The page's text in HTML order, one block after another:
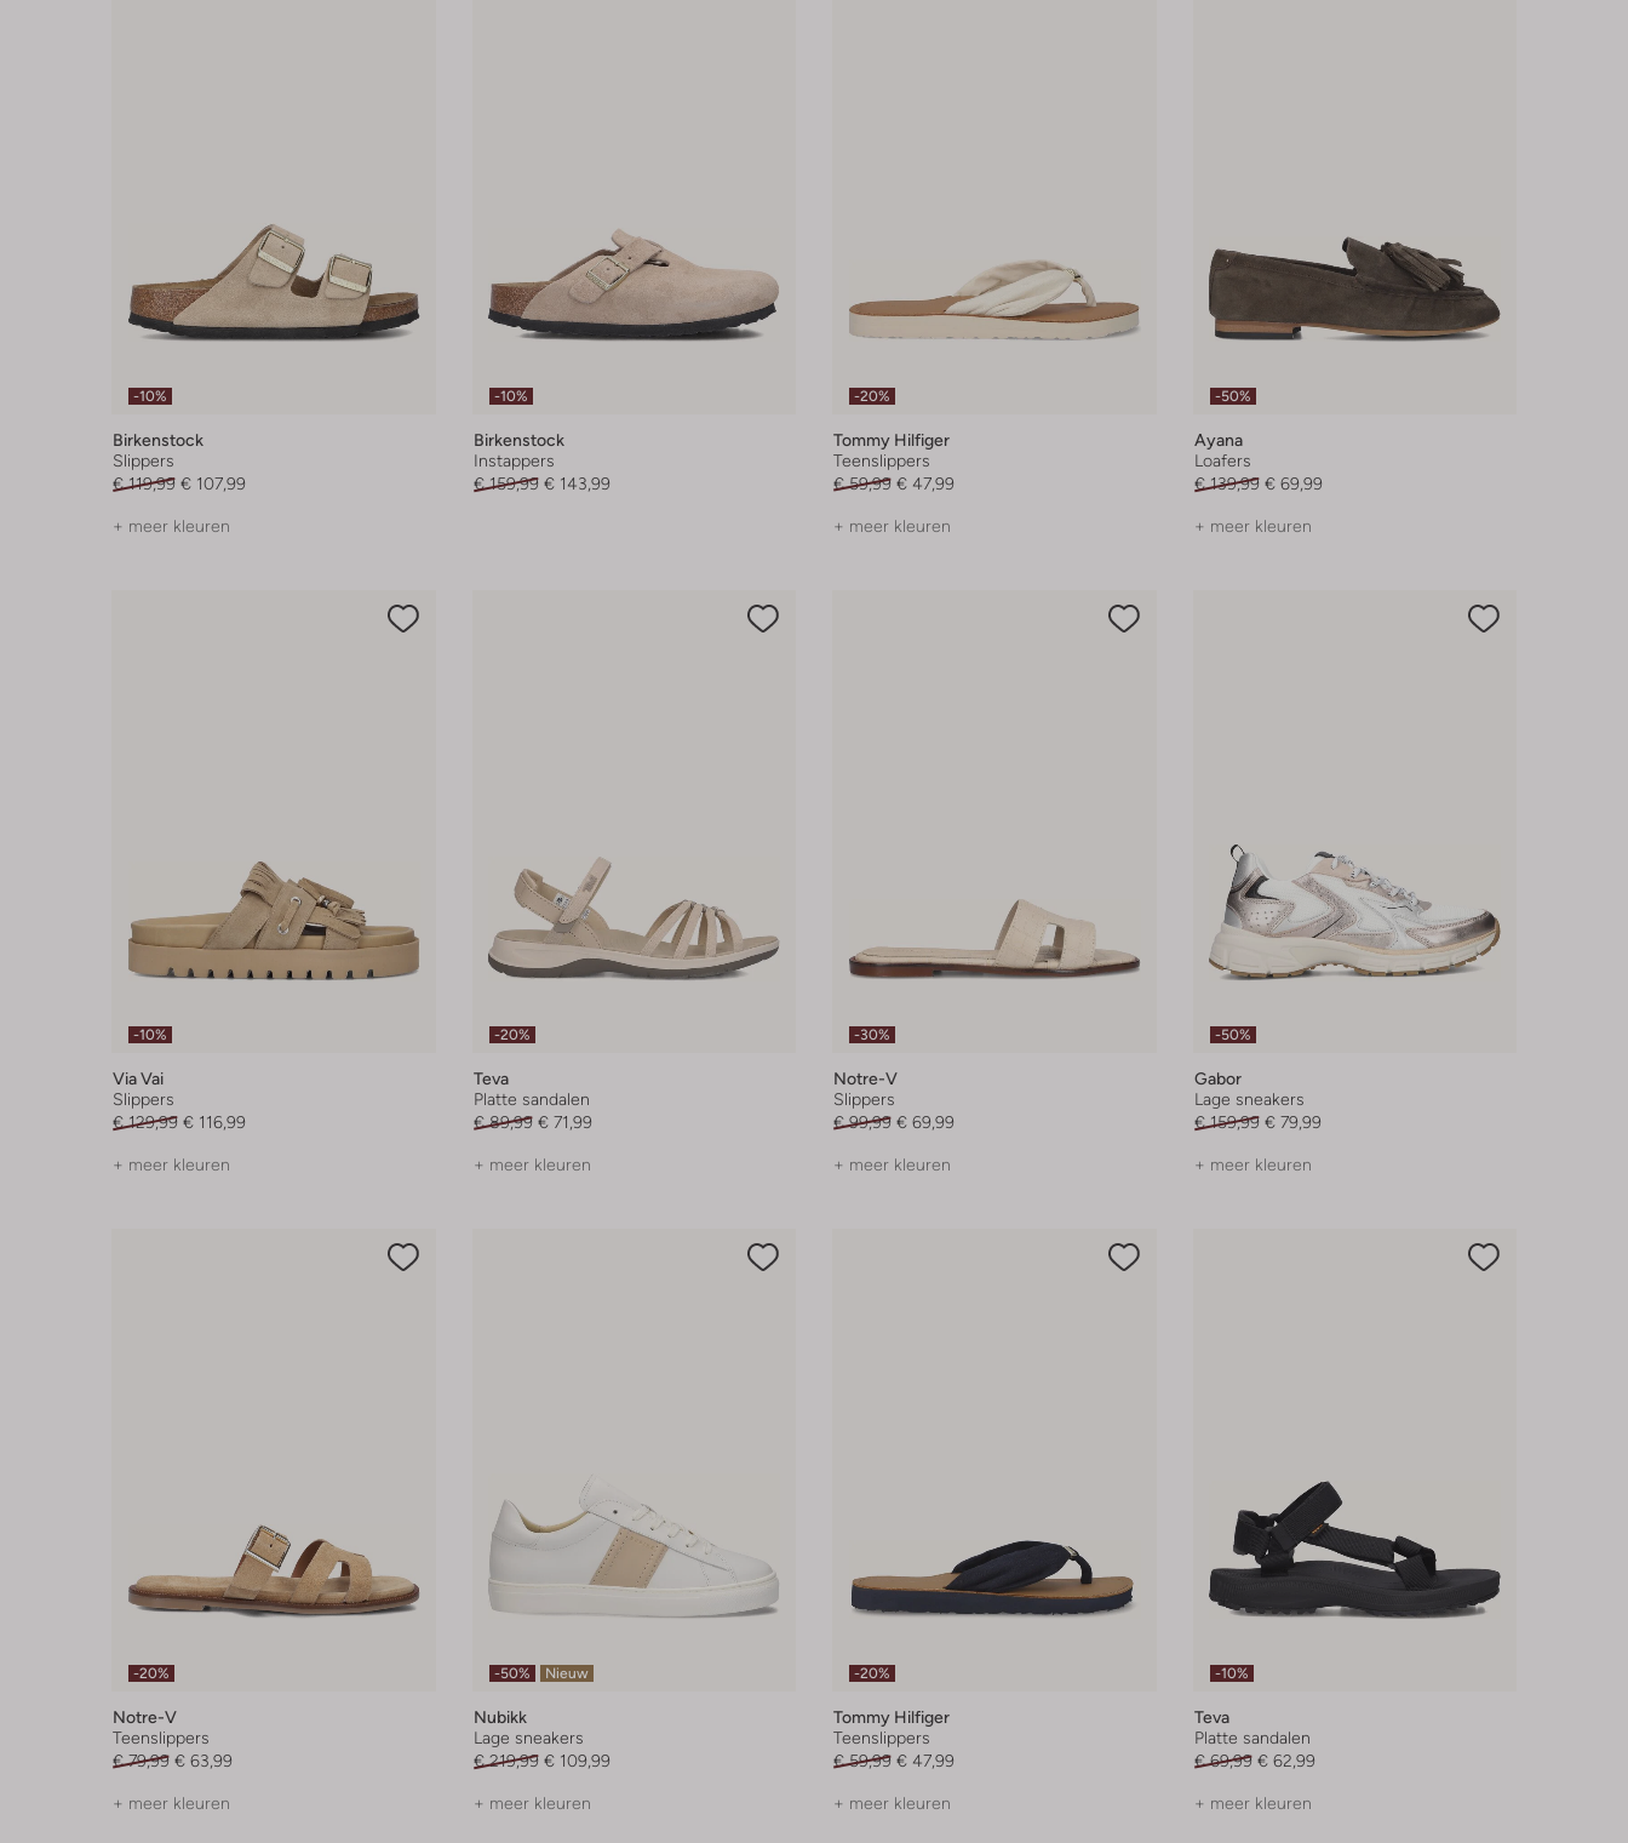
-10%
Birkenstock
Slippers
€ 119,99 € 107,99
+ meer kleuren
-10%
Birkenstock
Instappers
€ 159,99 € 143,99
-20%
Tommy Hilfiger
Teenslippers
€ 59,99 € 47,99
+ meer kleuren
-50%
Ayana
Loafers
€ 139,99 € 69,99
+ meer kleuren
-10%
Via Vai
Slippers
€ 129,99 € 116,99
+ meer kleuren
-20%
Teva
Platte sandalen
€ 89,99 € 71,99
+ meer kleuren
-30%
Notre-V
Slippers
€ 99,99 € 69,99
+ meer kleuren
-50%
Gabor
Lage sneakers
€ 159,99 € 79,99
+ meer kleuren
-20%
Notre-V
Teenslippers
€ 79,99 € 63,99
+ meer kleuren
-50% Nieuw
Nubikk
Lage sneakers
€ 219,99 € 109,99
+ meer kleuren
-20%
Tommy Hilfiger
Teenslippers
€ 59,99 € 47,99
+ meer kleuren
-10%
Teva
Platte sandalen
€ 69,99 € 62,99
+ meer kleuren